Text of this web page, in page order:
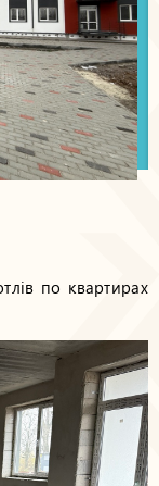
по квартирах